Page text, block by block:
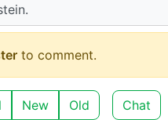
to comment.
New Old Chat